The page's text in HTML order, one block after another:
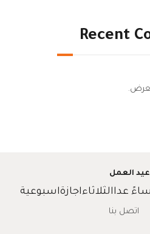
Recent
العمل
اتصل بنا